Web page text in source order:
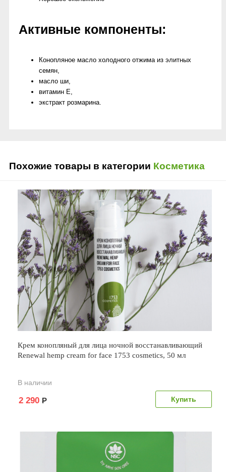
Активные компоненты:
Конопляное масло холодного отжима из элитных
семян,
масло ши,
витамин Е,
экстракт розмарина.
Похожие товары в категории Косметика
Крем конопляный для лица ночной восстанавливающий
Renewal hemp cream for face 1753 cosmetics, 50 мл
В наличии
2 290 Р